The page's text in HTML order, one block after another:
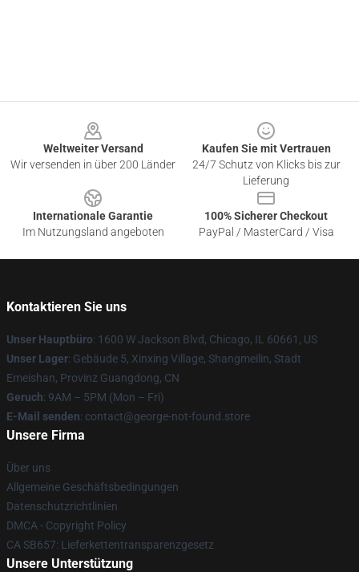
Weltweiter Versand
Wir versenden in über 200 Länder
Kaufen Sie mit Vertrauen
24/7 Schutz von Klicks bis zur
Lieferung
Internationale Garantie
Im Nutzungsland angeboten
100% Sicherer Checkout
PayPal / MasterCard / Visa
Kontaktieren Sie uns
Unser Hauptbüro: 1600 W Jackson Blvd, Chicago, IL 60661, US
Unser Lager: Gebäude 5, Xinxing Village, Shangmeilin, Stadt
Emeishan, Provinz Guangdong, CN
Geruch: 9AM – 5PM (Mon – Fri)
E-Mail senden: contact@george-not-found.store
Unsere Firma
Über uns
Allgemeine Geschäftsbedingungen
Datenschutzrichtlinien
DMCA - Copyright Policy
CA SB657: Lieferkettentransparenzgesetz
Unsere Unterstützung